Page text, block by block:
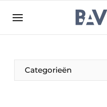
Bedrijven
Bouwen aan
Categorieën